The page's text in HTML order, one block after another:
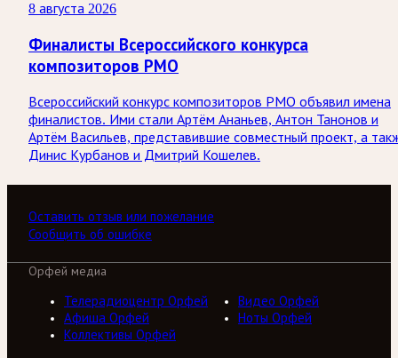
8 августа 2026
Финалисты Всероссийского конкурса
композиторов РМО
Всероссийский конкурс композиторов РМО объявил имена
финалистов. Ими стали Артём Ананьев, Антон Танонов и
Артём Васильев, представившие совместный проект, а
Динис Курбанов и Дмитрий Кошелев.
Оставить отзыв или пожелание
Сообщить об ошибке
Орфей медиа
Телерадиоцентр Орфей
Видео Орфей
Афиша Орфей
Ноты Орфей
Коллективы Орфей